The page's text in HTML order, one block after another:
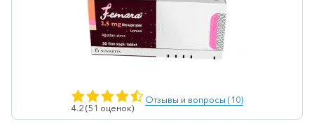
Ветеринарные
Витаминные
Гепатопротекторы
4.2 (51 оценок)
Отзывы и вопросы (10)